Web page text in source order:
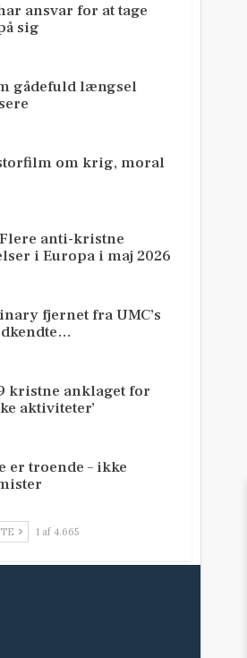
ansvar for at tage
sig
gådefuld længsel
storfilm om krig, moral
anti-kristne
i Europa i maj 2026
fjernet fra UMC’s
kristne anklaget for
aktiviteter’
er troende – ikke
1 af 4.665